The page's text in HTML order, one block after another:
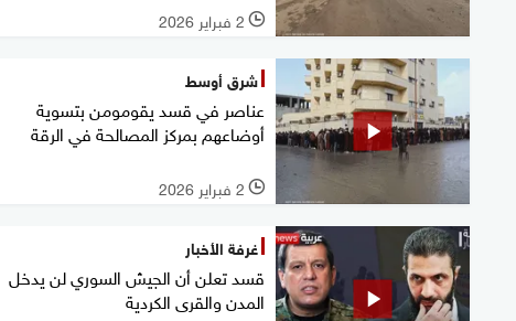
l 2 فبراير 2026
شرق أوسط
عناصر في قسد يقومومن بتسوية
أوضاعهم بمركز المصالحة في الرقة
l 2 فبراير 2026
غرفة الأخبار
قسد تعلن أن الجيش السوري لن يدخل
المدن والقرى الكردية